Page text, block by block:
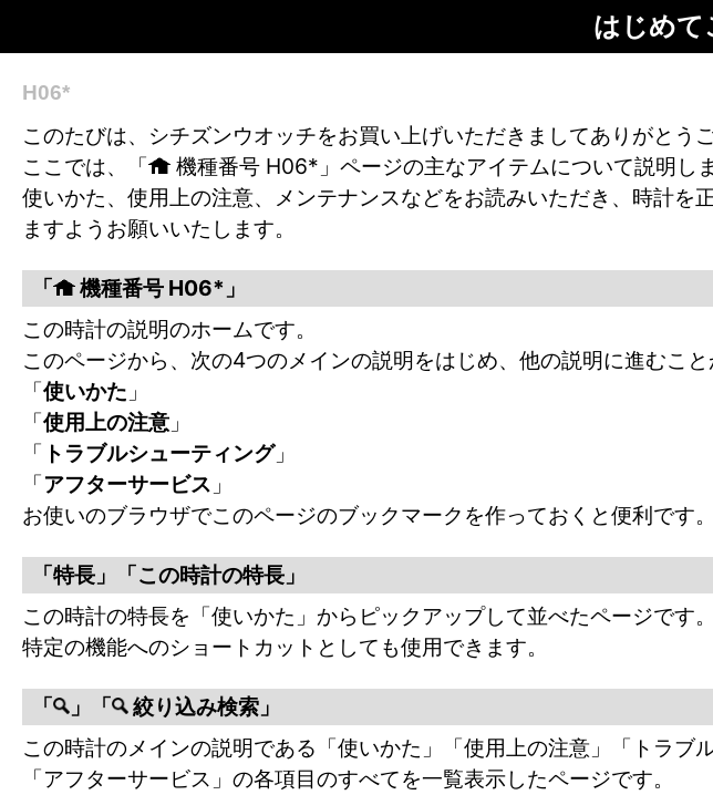
はじめて
H06*
このたびは、シチズンウオッチをお買い上げいただきましてありがとうご
ここでは、「
機種番号 H06*」ページの主なアイテムについて説明しま
使いかた、使用上の注意、メンテナンスなどをお読みいただき、時計を
ますようお願いいたします。
「
機種番号 H06*」
この時計の説明のホームです。
このページから、次の4つのメインの説明をはじめ、他の説明に進むこと
「使いかた 」
「使用上の注意 」
「 トラブルシューティング」
「アフターサービス 」
お使いのブラウザでこのページのブックマークを作っておくと便利です。
「特長」「この時計の特長」
この時計の特長を「使いかた」からピックアップして並べたページです。
特定の機能へのショートカットとしても使用できます。
「 」「
絞り込み検索」
この時計のメインの説明である「使いかた」「使用上の注意」「トラブ
「アフターサービス」の各項目のすべてを一覧表示したページです。